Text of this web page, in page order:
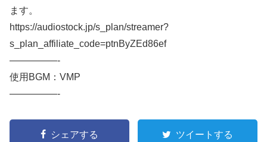
ます。
https://audiostock.jp/s_plan/streamer?
s_plan_affiliate_code=ptnByZEd86ef
—————-
使用BGM：VMP
—————-
シェアする ツイートする